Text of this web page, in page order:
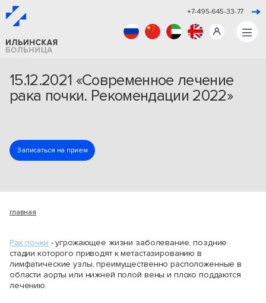
+7-495-645-33-77
15.12.2021 «Современное лечение
рака почки. Рекомендации 2022»
Записаться на прием
главная
Рак почки - угрожающее жизни заболевание, поздние
стадии которого приводят к метастазированию в
лимфатические узлы, преимущественно расположенные в
области аорты или нижней полой вены и плохо поддаются
лечению.